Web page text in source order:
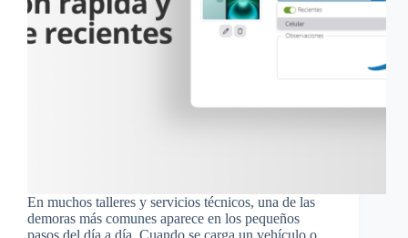
En muchos talleres y servicios técnicos, una de las
demoras más comunes aparece en los pequeños